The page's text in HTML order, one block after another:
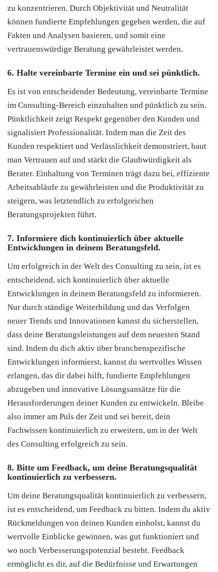
zu konzentrieren. Durch Objektivität und Neutralität
können fundierte Empfehlungen gegeben werden, die auf
Fakten und Analysen basieren, und somit eine
vertrauenswürdige Beratung gewährleistet werden.
6. Halte vereinbarte Termine ein und sei pünktlich.
Es ist von entscheidender Bedeutung, vereinbarte Termine
im Consulting-Bereich einzuhalten und pünktlich zu sein.
Pünktlichkeit zeigt Respekt gegenüber den Kunden und
signalisiert Professionalität. Indem man die Zeit des
Kunden respektiert und Verlässlichkeit demonstriert, baut
man Vertrauen auf und stärkt die Glaubwürdigkeit als
Berater. Einhaltung von Terminen trägt dazu bei, effiziente
Arbeitsabläufe zu gewährleisten und die Produktivität zu
steigern, was letztendlich zu erfolgreichen
Beratungsprojekten führt.
7. Informiere dich kontinuierlich über aktuelle
Entwicklungen in deinem Beratungsfeld.
Um erfolgreich in der Welt des Consulting zu sein, ist es
entscheidend, sich kontinuierlich über aktuelle
Entwicklungen in deinem Beratungsfeld zu informieren.
Nur durch ständige Weiterbildung und das Verfolgen
neuer Trends und Innovationen kannst du sicherstellen,
dass deine Beratungsleistungen auf dem neuesten Stand
sind. Indem du dich aktiv über branchenspezifische
Entwicklungen informierst, kannst du wertvolles Wissen
erlangen, das dir dabei hilft, fundierte Empfehlungen
abzugeben und innovative Lösungsansätze für die
Herausforderungen deiner Kunden zu entwickeln. Bleibe
also immer am Puls der Zeit und sei bereit, dein
Fachwissen kontinuierlich zu erweitern, um in der Welt
des Consulting erfolgreich zu sein.
8. Bitte um Feedback, um deine Beratungsqualität
kontinuierlich zu verbessern.
Um deine Beratungsqualität kontinuierlich zu verbessern,
ist es entscheidend, um Feedback zu bitten. Indem du aktiv
Rückmeldungen von deinen Kunden einholst, kannst du
wertvolle Einblicke gewinnen, was gut funktioniert und
wo noch Verbesserungspotenzial besteht. Feedback
ermöglicht es dir, auf die Bedürfnisse und Erwartungen